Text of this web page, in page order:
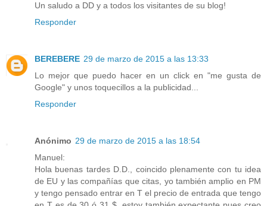
Un saludo a DD y a todos los visitantes de su blog!
Responder
BEREBERE 29 de marzo de 2015 a las 13:33
Lo mejor que puedo hacer en un click en "me gusta de
Google" y unos toquecillos a la publicidad...
Responder
Anónimo 29 de marzo de 2015 a las 18:54
Manuel:
Hola buenas tardes D.D., coincido plenamente con tu idea
de EU y las compañías que citas, yo también amplio en PM
y tengo pensado entrar en T el precio de entrada que tengo